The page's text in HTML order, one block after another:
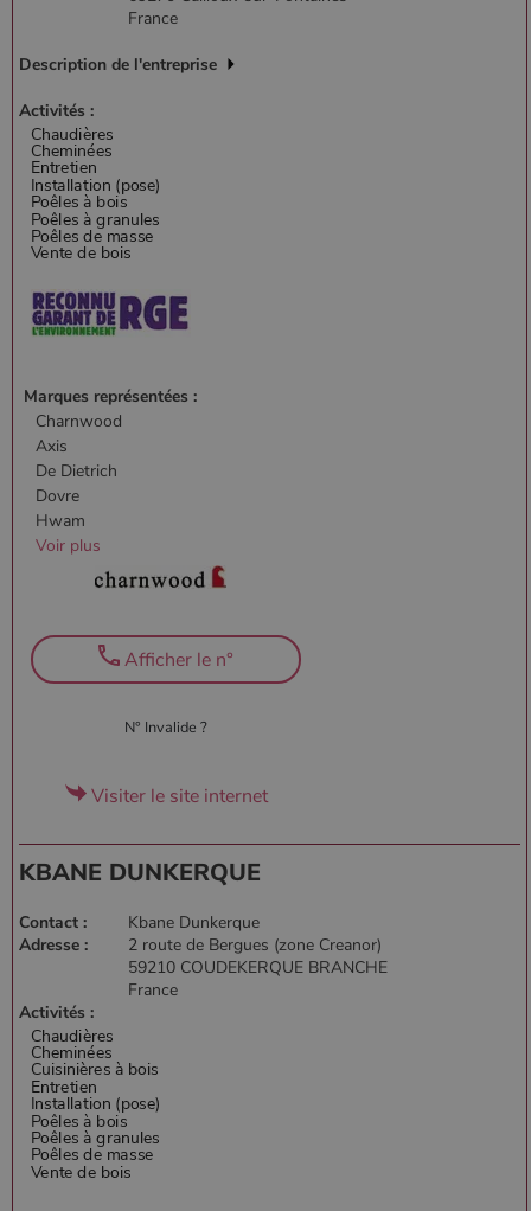
France
Description de l'entreprise
Activités :
Marques représentées :
Charnwood
Axis
De Dietrich
Dovre
Hwam
Voir plus
N° Invalide ?
Afficher le n°
Visiter le site internet
KBANE DUNKERQUE
Contact :
Kbane Dunkerque
Adresse :
2 route de Bergues (zone Creanor)
59210 COUDEKERQUE BRANCHE
France
Activités :